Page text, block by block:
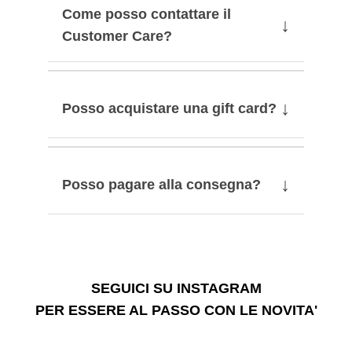
Come posso contattare il
Customer Care?
↓
Posso acquistare una gift card? ↓
Posso pagare alla consegna? ↓
SEGUICI SU INSTAGRAM
PER ESSERE AL PASSO CON LE NOVITA'